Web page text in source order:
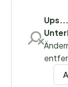
Regionen